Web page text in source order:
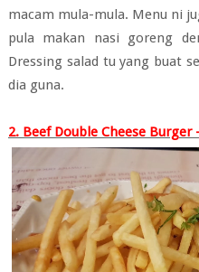
macam mula-mula. Menu ni
pula makan nasi goreng
Dressing salad tu yang buat
dia guna.
2. Beef Double Cheese Burger